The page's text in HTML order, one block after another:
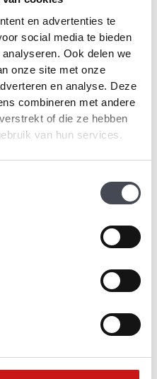
en advertenties te
social media te bieden
Ook delen we
onze site met onze
en analyse. Deze
combineren met andere
of die ze hebben
van hun services.
Designflooring – Van
Gogh Rigid Core –
Golden Brushed Oak
SM-VGW122T-RKP
PRODUCT BEKIJKEN